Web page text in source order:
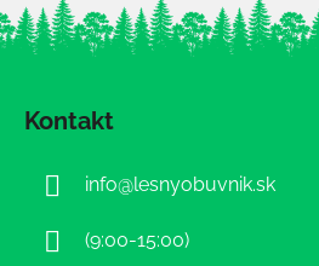
Kontakt
info@lesnyobuvnik.sk
(9:00-15:00)